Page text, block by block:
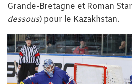
Grande-Bretagne et Roman
dessous) pour le Kazakhstan.